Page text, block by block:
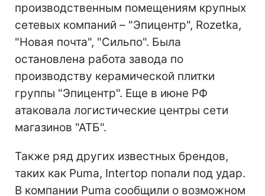
производственным помещениям крупных
сетевых компаний – "Эпицентр", Rozetka,
"Новая почта", "Сильпо". Была
остановлена работа завода по
производству керамической плитки
группы "Эпицентр". Еще в июне РФ
атаковала логистические центры сети
магазинов "АТБ".
Также ряд других известных брендов,
таких как Puma, Intertop попали под удар.
В компании Puma сообщили о возможном